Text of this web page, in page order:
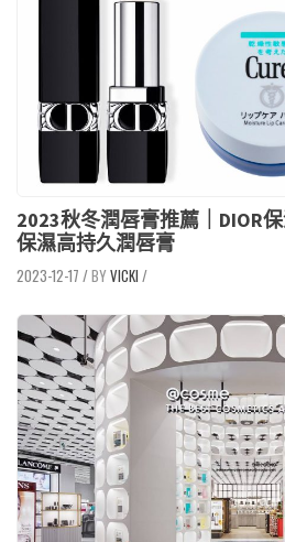
2023秋冬潤唇膏推薦｜DIOR
保濕高持久潤唇膏
2023-12-17 / VICKI /